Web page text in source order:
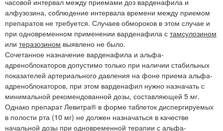
алфузозина, соблюдение интервала времени между приемом
препаратов не требуется. Случаев обмороков в этом случае и
при одновременном применении варденафила с тамсулозином
или теразозином выявлено не было.
Сочетанное назначение варденафила и альфа-
адреноблокаторов допустимо только при наличии стабильных
показателей артериального давления на фоне приема альфа-
адреноблокаторов, при этом варденафил нужно назначать с
минимальной рекомендованной дозы, составляющей 5 мг.
Однако препарат Левитра® в форме таблеток диспергируемых
в полости рта (10 мг) не должен назначаться в качестве
начальной дозы при одновременной терапии с альфа-